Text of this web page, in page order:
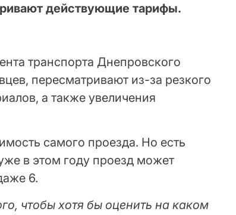
действующие тарифы.
транспорта Днепровского
пересматривают из-за резкого
а также увеличения
самого проезда. Но есть
в этом году проезд может
6.
чтобы хотя бы оценить на каком